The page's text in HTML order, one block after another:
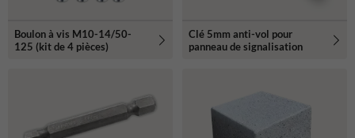
Boulon à vis M10-14/50-
125 (kit de 4 pièces)
Clé 5mm anti-vol pour
panneau de signalisation